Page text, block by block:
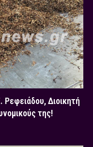
Διοικητή
της!